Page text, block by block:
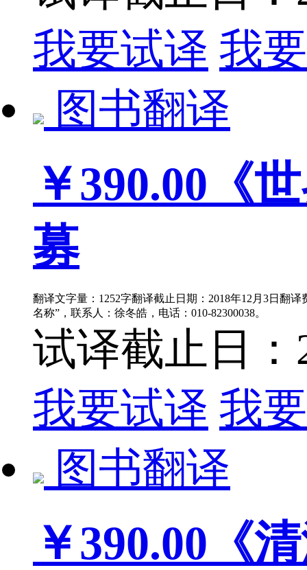
我要试译 我
图书翻译
￥390.00 《
募
翻译文字量：1252字翻译截止日期：2018年12月3日翻
名称”，联系人：徐冬皓，电话：010-82300038。
试译截止日：
我要试译 我
图书翻译
￥390.00 《